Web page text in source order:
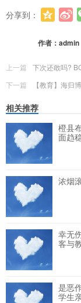
分享到：
作者： admin
上一篇
下次还敢吗?
下一篇
【教育】海归
相关推荐
橙县
面趋
浓烟
幸无
客与
是恶
学生